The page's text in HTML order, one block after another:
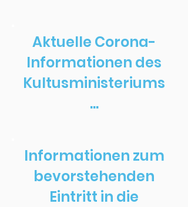
Aktuelle Corona-
Informationen des
Kultusministeriums
...
Informationen zum
bevorstehenden
Eintritt in die